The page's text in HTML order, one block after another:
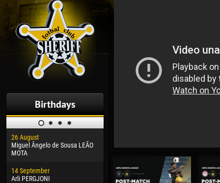
Birthdays
26 August
Miguel Ângelo de Sousa LEÃO
MOTA
14 September
Arli PERGJONI
Vladislav COSTIN